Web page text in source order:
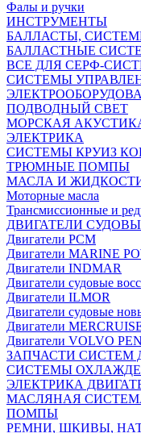
Фалы и ручки
ИНСТРУМЕНТЫ
БАЛЛАСТЫ,
БАЛЛАСТНЫЕ
ВСЕ ДЛЯ СЕРФ-
СИСТЕМЫ
ПОДВОДНЫЙ СВЕТ
МОРСКАЯ
ЭЛЕКТРИКА
СИСТЕМЫ КРУИЗ
ТРЮМНЫЕ ПОМПЫ
МАСЛА И
Моторные масла
Трансмиссионные и
ДВИГАТЕЛИ
Двигатели PCM
Двигатели MARINE
Двигатели INDMAR
Двигатели судовые
Двигатели ILMOR
Двигатели судовые
Двигатели
Двигатели VOLVO
ЗАПЧАСТИ СИСТЕМ
СИСТЕМЫ
ЭЛЕКТРИКА
МАСЛЯНАЯ
ПОМПЫ
РЕМНИ, ШКИВЫ,